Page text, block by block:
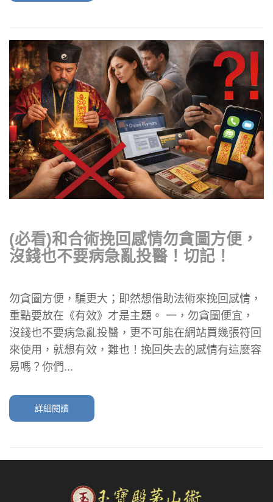
(必看)和合術挽回感情勿貪圖方便，
沒錢也不要病急亂投醫！切記！
勿貪圖方便，騙更大；即然想借助法術來挽回感情，
重點要放在《有效》才是主題。 一，勿貪圖便宜，
沒錢也不要病急亂投醫，更不可能在網站買幾張符回
來使用，就想有效，難也！挽回失去的感情有這麼容
易嗎？你們...
詳細閱讀